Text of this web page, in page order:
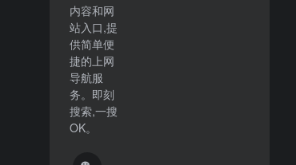
内容和网
站入口,提
供简单便
捷的上网
导航服
务。即刻
搜索,一搜
OK。